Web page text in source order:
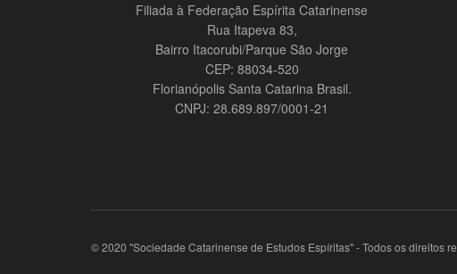
Filiada à Federação Espírita Catarinense
Rua Itapeva 83,
Bairro Itacorubi/Parque São Jorge
CEP: 88034-520
Florianópolis Santa Catarina Brasil.
CNPJ: 28.689.897/0001-21
© 2020 "Sociedade Catarinense de Estudos Espíritas" - Todos os direitos